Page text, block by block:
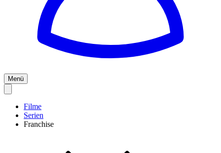
Menü
Filme
Serien
Franchise